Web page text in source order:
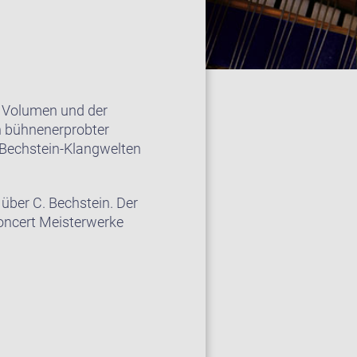
und der
bühnenerprobter
Klangwelten
C. Bechstein. Der
Meisterwerke